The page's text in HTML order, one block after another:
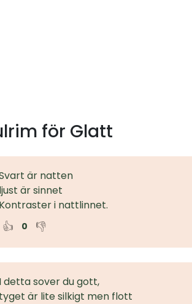
för Glatt
är natten
ljust är sinnet
Kontraster i nattlinnet.
👍 0 👎
I detta sover du gott,
tyget är lite silkigt men flott